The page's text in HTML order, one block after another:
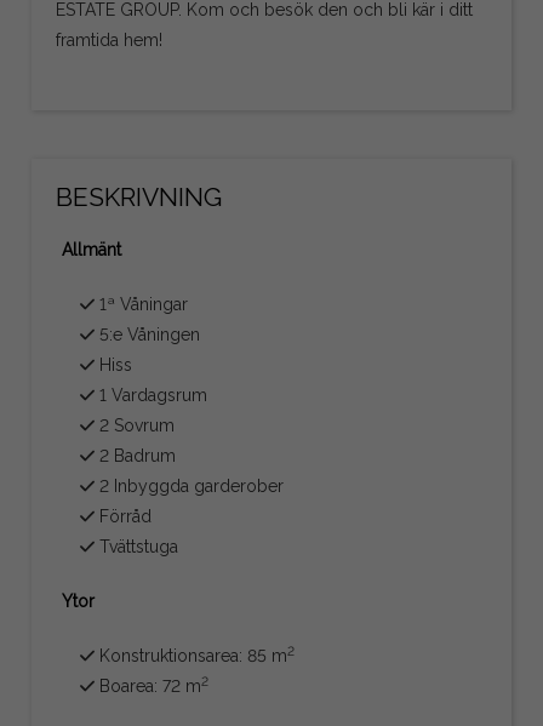
ESTATE GROUP. Kom och besök den och bli kär i ditt
framtida hem!
BESKRIVNING
Allmänt
1ª Våningar
5:e Våningen
Hiss
1 Vardagsrum
2 Sovrum
2 Badrum
2 Inbyggda garderober
Förråd
Tvättstuga
Ytor
Konstruktionsarea: 85 m2
Boarea: 72 m2